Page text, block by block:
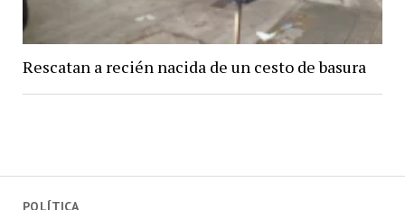
POLÍTICA
Rescatan a recién nacida de un cesto de basura